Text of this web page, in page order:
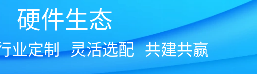
硬件生态
业定制 灵活选配 共建共赢